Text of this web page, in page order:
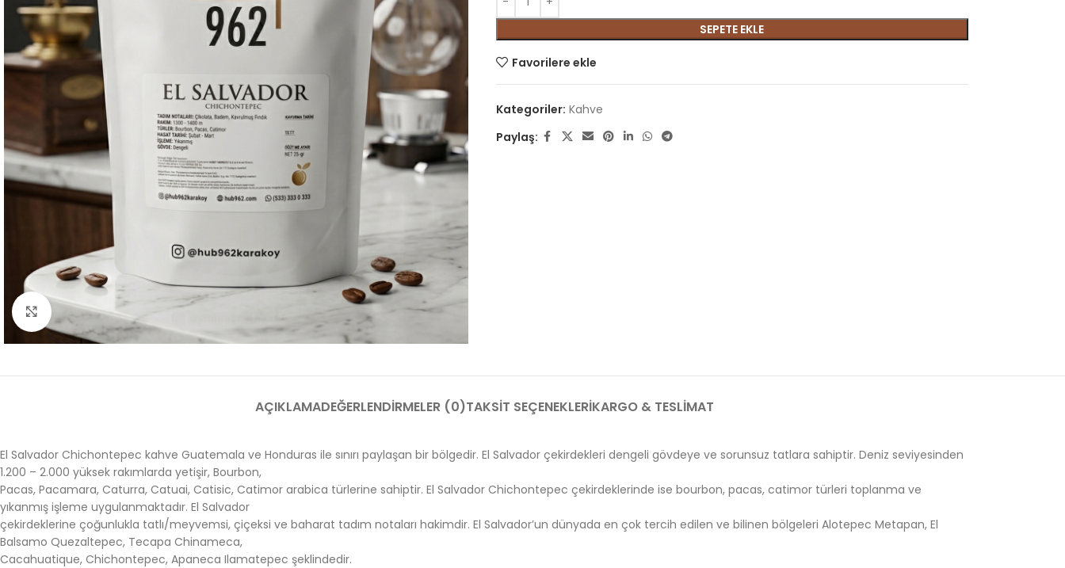
Büyütmek için tıklayın
SEPETE EKLE
Favorilere ekle
Kategoriler: Kahve
Paylaş:
AÇIKLAMADEĞERLENDIRMELER (0)TAKSIT SEÇENEKLERIKARGO & TESLIMAT
El Salvador Chichontepec kahve Guatemala ve Honduras ile sınırı paylaşan bir bölgedir. El Salvador çekirdekleri dengeli gövdeye ve sorunsuz tatlara sahiptir. Deniz seviyesinden
1.200 – 2.000 yüksek rakımlarda yetişir, Bourbon,
Pacas, Pacamara, Caturra, Catuai, Catisic, Catimor arabica türlerine sahiptir. El Salvador Chichontepec çekirdeklerinde ise bourbon, pacas, catimor türleri toplanma ve
yıkanmış işleme uygulanmaktadır. El Salvador
çekirdeklerine çoğunlukla tatlı/meyvemsi, çiçeksi ve baharat tadım notaları hakimdir. El Salvador’un dünyada en çok tercih edilen ve bilinen bölgeleri Alotepec Metapan, El
Balsamo Quezaltepec, Tecapa Chinameca,
Cacahuatique, Chichontepec, Apaneca Ilamatepec şeklindedir.